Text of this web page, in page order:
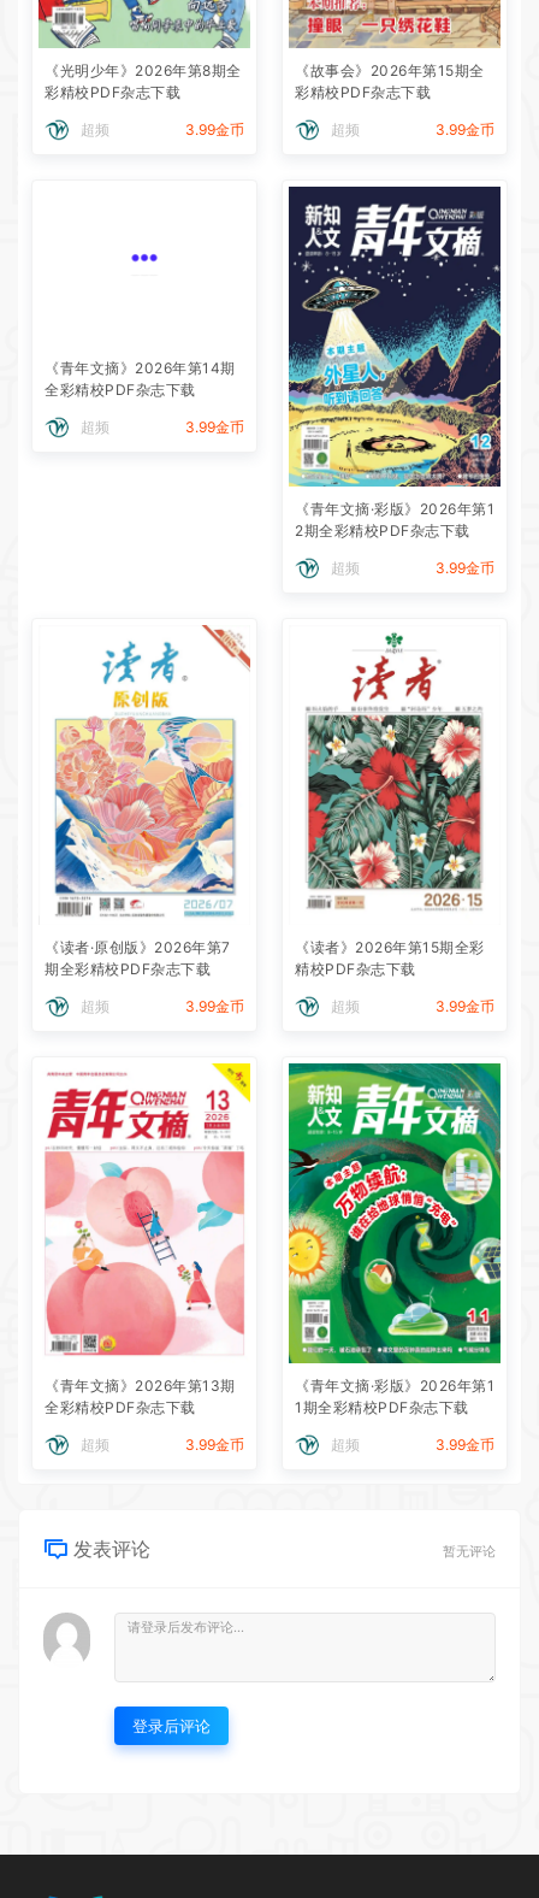
《光明少年》2026年第8期全
彩精校PDF杂志下载
超频 3.99金币
《故事会》2026年第15期全
彩精校PDF杂志下载
超频 3.99金币
《青年文摘·彩版》2026年第1
2期全彩精校PDF杂志下载
超频 3.99金币
《读者·原创版》2026年第7
期全彩精校PDF杂志下载
超频 3.99金币
《读者》2026年第15期全彩
精校PDF杂志下载
超频 3.99金币
《青年文摘》2026年第13期
全彩精校PDF杂志下载
超频 3.99金币
《青年文摘·彩版》2026年第1
1期全彩精校PDF杂志下载
超频 3.99金币
发表评论 暂无评论
登录后评论